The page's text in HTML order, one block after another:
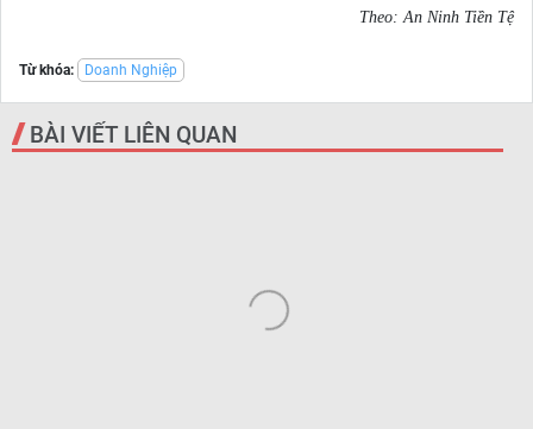
Theo: An Ninh Tiền Tệ
Từ khóa: Doanh Nghiệp
BÀI VIẾT LIÊN QUAN